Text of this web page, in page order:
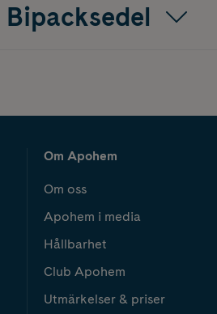
Bipacksedel
Om Apohem
Om oss
Apohem i media
Hållbarhet
Club Apohem
Utmärkelser & priser